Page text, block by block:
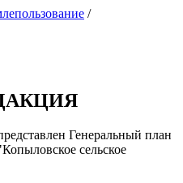
/
Генеральный план
сельское